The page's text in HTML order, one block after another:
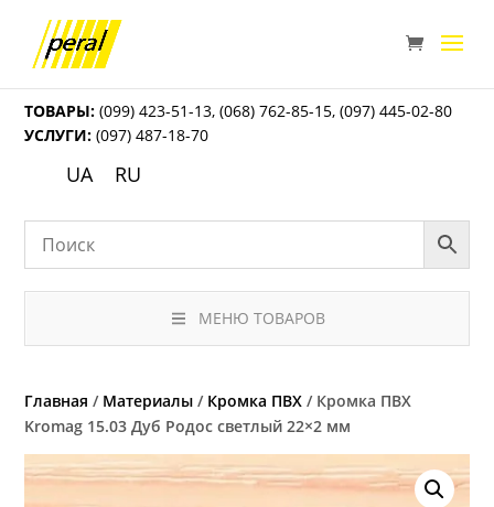
ТОВАРЫ: (099) 423-51-13,(068) 762-85-15,(097) 445-02-80
УСЛУГИ: (097) 487-18-70
UA RU
МЕНЮ ТОВАРОВ
Главная / Материалы / Кромка ПВХ / Кромка ПВХ
Kromag 15.03 Дуб Родос светлый 22×2 мм